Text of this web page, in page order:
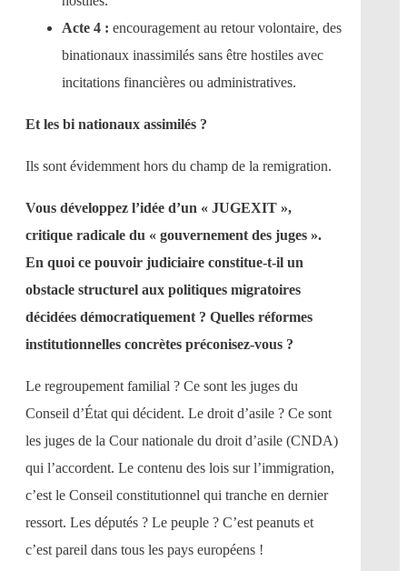
Acte 4 : encouragement au retour volontaire, des
binationaux inassimilés sans être hostiles avec
incitations financières ou administratives.
Et les bi nationaux assimilés ?
Ils sont évidemment hors du champ de la remigration.
Vous développez l’idée d’un « JUGEXIT »,
critique radicale du « gouvernement des juges ».
En quoi ce pouvoir judiciaire constitue-t-il un
obstacle structurel aux politiques migratoires
décidées démocratiquement ? Quelles réformes
institutionnelles concrètes préconisez-vous ?
Le regroupement familial ? Ce sont les juges du
Conseil d’État qui décident. Le droit d’asile ? Ce sont
les juges de la Cour nationale du droit d’asile (CNDA)
qui l’accordent. Le contenu des lois sur l’immigration,
c’est le Conseil constitutionnel qui tranche en dernier
ressort. Les députés ? Le peuple ? C’est peanuts et
c’est pareil dans tous les pays européens !